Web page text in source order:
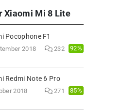
Xiaomi Mi 8 Lite
Pocophone F1
2018 232 92%
Redmi Note 6 Pro
2018 271 85%